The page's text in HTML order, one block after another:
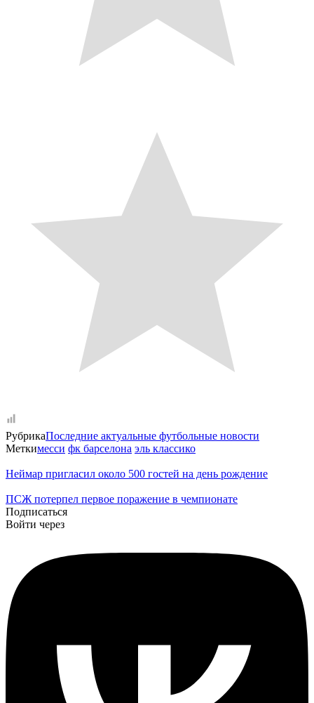
РубрикаПоследние актуальные футбольные новости
Меткимесси фк барселона эль классико
Неймар пригласил около 500 гостей на день рождение
ПСЖ потерпел первое поражение в чемпионате
Подписаться
Войти через